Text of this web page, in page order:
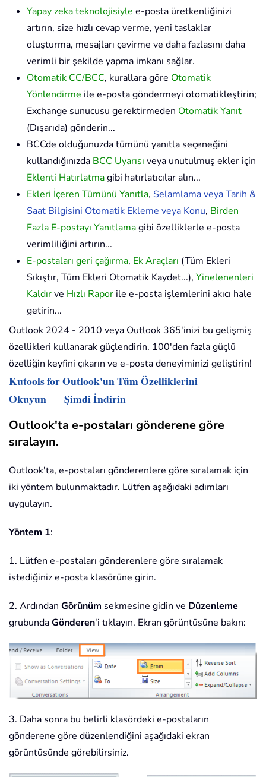
Yapay zeka teknolojisiyle e-posta üretkenliğinizi
artırın, size hızlı cevap verme, yeni taslaklar
oluşturma, mesajları çevirme ve daha fazlasını daha
verimli bir şekilde yapma imkanı sağlar.
Otomatik CC/BCC, kurallara göre Otomatik
Yönlendirme ile e-posta göndermeyi otomatikleştirin;
Exchange sunucusu gerektirmeden Otomatik Yanıt
(Dışarıda) gönderin...
BCCde olduğunuzda tümünü yanıtla seçeneğini
kullandığınızda BCC Uyarısı veya unutulmuş ekler için
Eklenti Hatırlatmagibi hatırlatıcılar alın...
Ekleri İçeren Tümünü Yanıtla, Selamlama veya Tarih &
Saat Bilgisini Otomatik Ekleme veya Konu, Birden
Fazla E-postayı Yanıtlamagibi özelliklerle e-posta
verimliliğini artırın...
E-postaları geri çağırma, Ek Araçları (Tüm Ekleri
Sıkıştır, Tüm Ekleri Otomatik Kaydet...), Yinelenenleri
Kaldırve Hızlı Rapor ile e-posta işlemlerini akıcı hale
getirin...
Outlook 2024 - 2010 veya Outlook 365'inizi bu gelişmiş
özellikleri kullanarak güçlendirin. 100'den fazla güçlü
özelliğin keyfini çıkarın ve e-posta deneyiminizi geliştirin!
Kutools for Outlook'un Tüm Özelliklerini
Okuyun
Şimdi İndirin
Outlook'ta e-postaları gönderene göre
sıralayın.
Outlook'ta, e-postaları gönderenlere göre sıralamak için
iki yöntem bulunmaktadır. Lütfen aşağıdaki adımları
uygulayın.
Yöntem 1:
1. Lütfen e-postaları gönderenlere göre sıralamak
istediğiniz e-posta klasörüne girin.
2. Ardından Görünüm sekmesine gidin ve Düzenleme
grubundaGönderen'i tıklayın. Ekran görüntüsüne bakın:
3. Daha sonra bu belirli klasördeki e-postaların
gönderene göre düzenlendiğini aşağıdaki ekran
görüntüsünde görebilirsiniz.